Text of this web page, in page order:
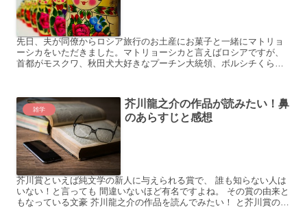
先日、夫が同僚からロシア旅行のお土産にお菓子と一緒にマトリョ
ーシカをいただきました。マトリョーシカと言えばロシアですが、
首都がモスクワ、秋田犬大好きなプーチン大統領、ボルシチくらい
雑学
芥川龍之介の作品が読みたい！鼻
のあらすじと感想
芥川賞といえば純文学の新人に与えられる賞で、 誰も知らない人は
いない！と言っても 間違いないほど有名ですよね。 その賞の由来と
もなっている文豪 芥川龍之介の作品を読んでみたい！ と芥川賞の発